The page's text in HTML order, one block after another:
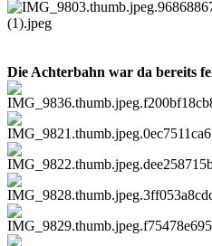
Die Achterbahn war da bereits